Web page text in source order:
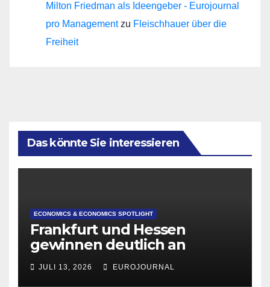
Milton Friedman als Ideengeber - Eurojournal
pro Managementzu Fleischhauer über die
Freiheit
Das könnte Sie interessieren
ECONOMICS & ECONOMICS SPOTLIGHT
Frankfurt und Hessen
gewinnen deutlich an
Attraktivität für Startup-
Gründungen
JULI 13, 2026 EUROJOURNAL